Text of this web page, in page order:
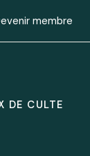
membre
DE CULTE